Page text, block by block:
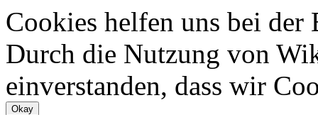
Cookies helfen uns bei
Durch die Nutzung von
einverstanden, dass wir